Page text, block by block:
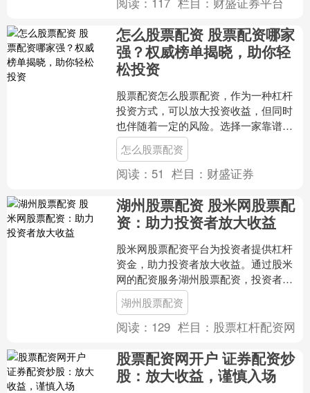
怎么股票配资 股票配资哪家
强？权威榜单揭晓，助你轻
松投资
股票配资怎么股票配资，作为一种杠杆
投资方式，可以放大投资收益，但同时
也伴随着一定的风险。选择一家靠谱的
配资公司至关重要。 使用股票配资网
站，投资者可以放大收益，....
怎么股票配资
阅读： 51 栏目： 财盛证券
湖州股票配资 股米网股票配
资：助力投资者放大收益
股米网股票配资平台为投资者提供杠杆
资金，助力投资者放大收益。通过股米
网的配资服务湖州股票配资，投资者可
以以较小的本金撬动更大的资金，从而
获得更高的收益。 * *....
湖州股票配资
阅读： 129 栏目： 股票杠杆配资网
股票配资网开户 证券配资炒
股：放大收益，谨慎入场